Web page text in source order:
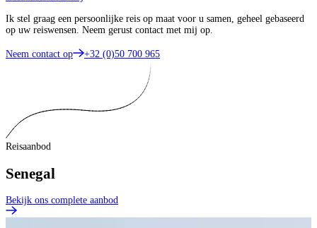
Ik stel graag een persoonlijke reis op maat voor u samen, geheel gebaseerd
op uw reiswensen. Neem gerust contact met mij op.
Neem contact op +32 (0)50 700 965
Reisaanbod
Senegal
Bekijk ons complete aanbod